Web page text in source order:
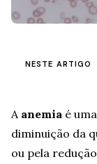
NESTE ARTIGO
A anemia é
diminuição da
ou pela